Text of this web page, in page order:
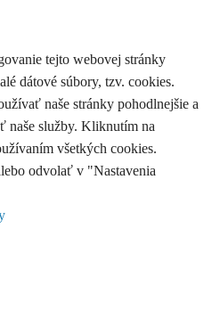
tejto webovej stránky
dátové súbory, tzv. cookies.
naše stránky pohodlnejšie a
naše služby. Kliknutím na
všetkých cookies.
odvolať v "Nastavenia